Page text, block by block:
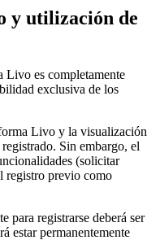
y utilización de
Livo es completamente
exclusiva de los
Livo y la visualización
Sin embargo, el
(solicitar
registro previo como
para registrarse deberá ser
estar permanentemente